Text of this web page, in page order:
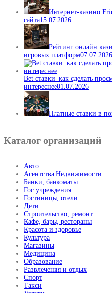
Интернет-казино
сайта15.07.2026
Рейтинг онлайн
игровых платформ07.07.2026
Bet ставки: как сделать
интереснее01.07.2026
Платные ставки в
Каталог организаций
Авто
Агентства Недвижимости
Банки, банкоматы
Гос.учреждения
Гостиницы, отели
Дети
Строительство, ремонт
Кафе, бары, рестораны
Красота и здоровье
Культура
Магазины
Медицина
Образование
Развлечения и отдых
Спорт
Такси